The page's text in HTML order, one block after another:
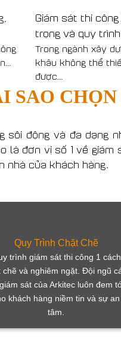
Giám sát thi
trọng và quy trình
Trong ngành xây
khâu không thể
được...
SAO
sôi động và đa
là đơn vị số 1 về
nhà của khách hàng.
Quy Trình Chặt Chẽ
trình giám sát thi công 1 cách
chẽ và nghiêm ngặt. Đội ngũ
sát của Arkitec luôn đem
khách hàng niềm tin và sự an
tâm.